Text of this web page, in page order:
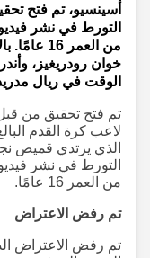
التورط في نشر فيديو
من العمر 16
خوان رودريغيز،
الوقت في ريال مدريد C، يخضعون أيضًا للتحقيق.
تم فتح تحقيق من قبل
الذي يرتدي قميص
التورط في نشر فيديو
من العمر 16 عامًا.
تم رفض الاعتراض
تم رفض الاعتراض